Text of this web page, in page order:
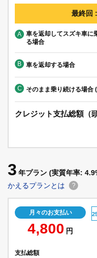
最終回
A
車を返却してスズキ車に
る場合
B 車を返却する場合
C そのまま乗り続ける場合
クレジット支払総額（
3 年プラン (実質年率:
かえるプランとは
?
月々のお支払い
4,800 円
支払総額